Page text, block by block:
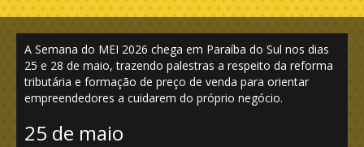
A Semana do MEI 2026 chega em Paraíba do Sul nos dias
25 e 28 de maio, trazendo palestras a respeito da reforma
tributária e formação de preço de venda para orientar
empreendedores a cuidarem do próprio negócio.
25 de maio